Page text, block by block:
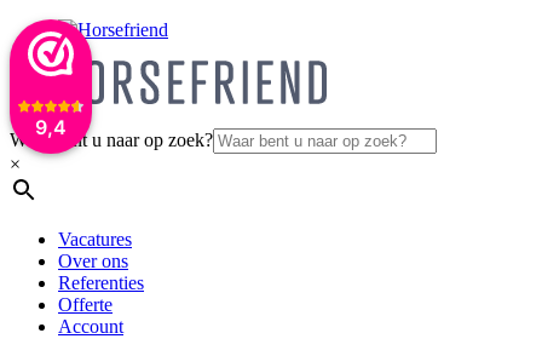
9,4
Waar bent u naar op zoek?
×
Vacatures
Over ons
Referenties
Offerte
Account